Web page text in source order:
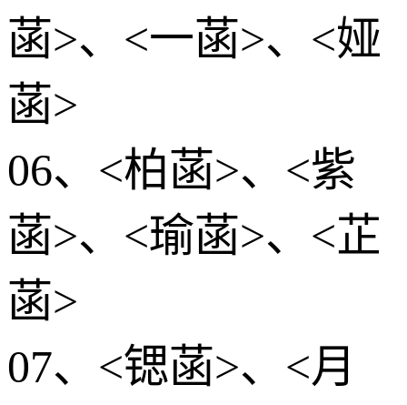
菡>、<一菡>、<娅
菡>
06、<柏菡>、<紫
菡>、<瑜菡>、<芷
菡>
07、<锶菡>、<月